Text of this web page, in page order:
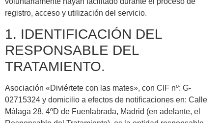
registro, acceso y utilización del servicio.
1. IDENTIFICACIÓN DEL
RESPONSABLE DEL
TRATAMIENTO.
Asociación «Diviértete con las mates», con CIF nº: G-
02715324 y domicilio a efectos de notificaciones en: Calle
Málaga 28, 4ºD de Fuenlabrada, Madrid (en adelante, el